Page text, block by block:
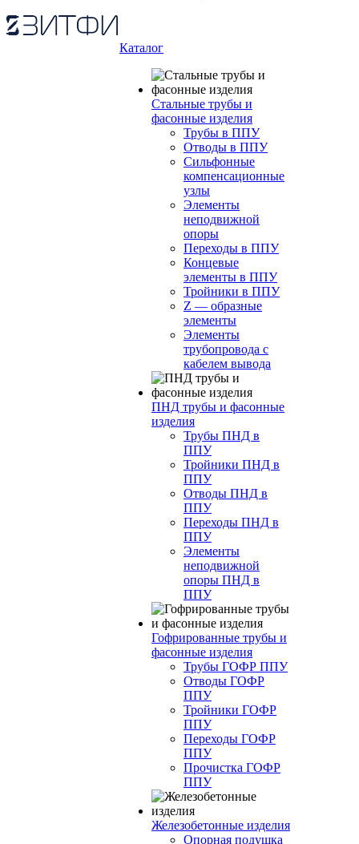
Каталог
Стальные трубы и
фасонные изделия
Трубы в ППУ
Отводы в ППУ
Сильфонные
компенсационные
узлы
Элементы
неподвижной
опоры
Переходы в ППУ
Концевые
элементы в ППУ
Тройники в ППУ
Z — образные
элементы
Элементы
трубопровода с
кабелем вывода
ПНД трубы и фасонные
изделия
Трубы ПНД в
ППУ
Тройники ПНД в
ППУ
Отводы ПНД в
ППУ
Переходы ПНД в
ППУ
Элементы
неподвижной
опоры ПНД в
ППУ
Гофрированные трубы и
фасонные изделия
Трубы ГОФР ППУ
Отводы ГОФР
ППУ
Тройники ГОФР
ППУ
Переходы ГОФР
ППУ
Прочистка ГОФР
ППУ
Железобетонные изделия
Опорная подушка